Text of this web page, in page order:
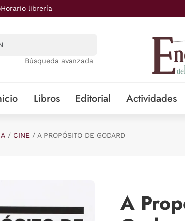
Horario librería
Búsqueda avanzada
Libros Editorial Actividades
CINE A PROPÓSITO DE GODARD
A